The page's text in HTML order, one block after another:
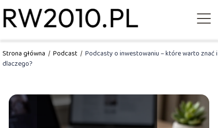
Strona główna / Podcast / Podcasty o inwestowaniu – które warto znać i
dlaczego?